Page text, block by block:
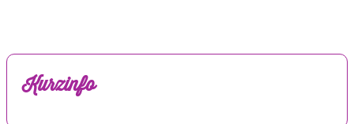
Kurzinfo